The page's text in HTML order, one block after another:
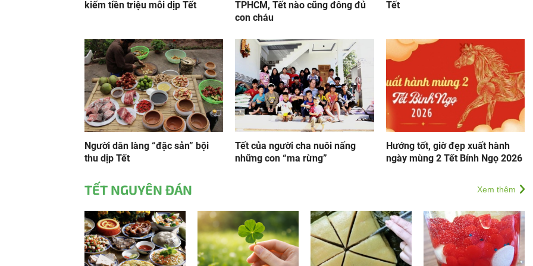
kiếm tiền triệu mỗi dịp Tết
TPHCM, Tết nào cũng đông đủ
con cháu
Tết
Người dân làng “đặc sản” bội
thu dịp Tết
Tết của người cha nuôi nấng
những con “ma rừng”
Hướng tốt, giờ đẹp xuất hành
ngày mùng 2 Tết Bính Ngọ 2026
TẾT NGUYÊN ĐÁN Xem thêm